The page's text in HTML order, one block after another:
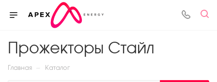
Прожекторы Стайл
Главная — Каталог